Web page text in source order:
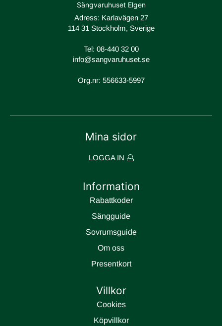
Sängvaruhuset Elgen
Adress: Karlavägen 27
114 31 Stockholm, Sverige
Tel: 08-440 32 00
info@sangvaruhuset.se
Org.nr: 556633-5997
Mina sidor
LOGGA IN
Information
Rabattkoder
Sängguide
Sovrumsguide
Om oss
Presentkort
Villkor
Cookies
Köpvillkor